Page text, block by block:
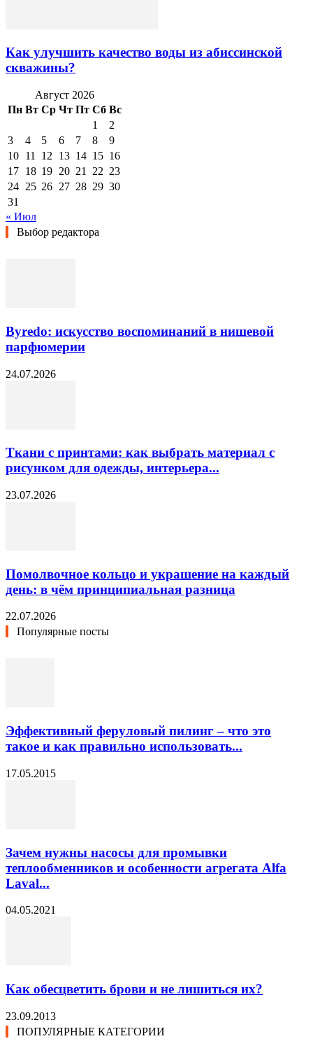
Как улучшить качество воды из абиссинской
скважины?
Август 2026
Пн Вт Ср Чт Пт Сб Вс
1
2
3
4 5 6 7 8
9
10 11 12 13 14 15 16
17 18 19 20 21 22 23
24 25 26 27 28 29 30
31
« Июл
Выбор редактора
Byredo: искусство воспоминаний в нишевой
парфюмерии
24.07.2026
Ткани с принтами: как выбрать материал с
рисунком для одежды, интерьера...
23.07.2026
Помолвочное кольцо и украшение на каждый
день: в чём принципиальная разница
22.07.2026
Популярные посты
Эффективный феруловый пилинг – что это
такое и как правильно использовать...
17.05.2015
Зачем нужны насосы для промывки
теплообменников и особенности агрегата Alfa
Laval...
04.05.2021
Как обесцветить брови и не лишиться их?
23.09.2013
ПОПУЛЯРНЫЕ КАТЕГОРИИ